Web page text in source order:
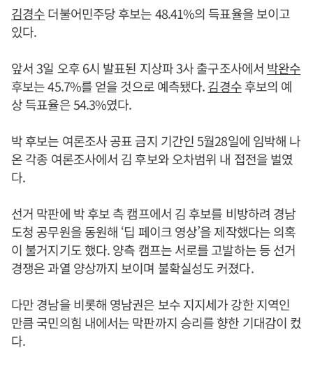
김경수더불어민주당 후보는 48.41%의 득표율을 보이고
있다.
앞서 3일 오후 6시 발표된 지상파 3사 출구조사에서 박완수
후보는 45.7%를 얻을 것으로 예측됐다.김경수후보의 예
상 득표율은 54.3%였다.
박 후보는 여론조사 공표 금지 기간인 5월28일에 임박해 나
온 각종 여론조사에서 김 후보와 오차범위 내 접전을 벌였
다.
선거 막판에 박 후보 측 캠프에서 김 후보를 비방하려 경남
도청 공무원을 동원해 ‘딥 페이크 영상’을 제작했다는 의혹
이 불거지기도 했다. 양측 캠프는 서로를 고발하는 등 선거
경쟁은 과열 양상까지 보이며 불확실성도 커졌다.
다만 경남을 비롯해 영남권은 보수 지지세가 강한 지역인
만큼 국민의힘 내에서는 막판까지 승리를 향한 기대감이 컸
다.